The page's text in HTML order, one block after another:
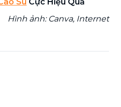
Hình ảnh: Canva, Internet